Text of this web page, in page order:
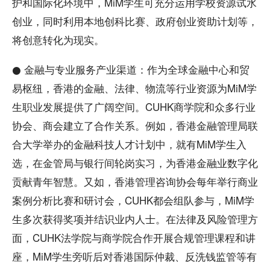
创业，同时利用本地创科比赛、政府创业资助计划等，
将创意转化为现实。
● 金融与专业服务产业渠道：作为全球金融中心和贸
易枢纽，香港的金融、法律、物流等行业资源为MiM学
生职业发展提供了广阔空间。CUHK商学院和众多行业
协会、商会建立了合作关系。例如，香港金融管理局联
合大学举办的金融科技人才计划中，就有MiM学生入
选，在金管局与银行间轮岗实习，为香港金融业数字化
贡献青年智慧。又如，香港管理咨询协会每年举行商业
案例分析比赛和研讨会，CUHK都会组队参与，MiM学
生多次获得奖项并结识业内人士。在法律及风险管理方
面，CUHK法学院与商学院合作开展合规管理课程和讲
座，MiM学生旁听后对香港国际仲裁、反洗钱监管等有